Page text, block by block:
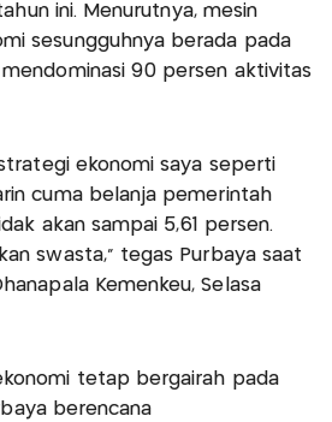
ini. Menurutnya, mesin
sesungguhnya berada pada
90 persen aktivitas
ekonomi saya seperti
cuma belanja pemerintah
akan sampai 5,61 persen.
swasta," tegas Purbaya saat
Kemenkeu, Selasa
tetap bergairah pada
berencana